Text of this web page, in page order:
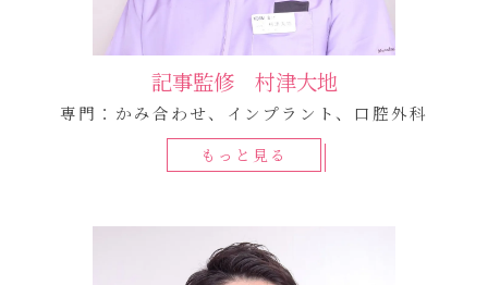
記事監修 村津大地
専門：かみ合わせ、インプラント、口腔外科
もっと見る